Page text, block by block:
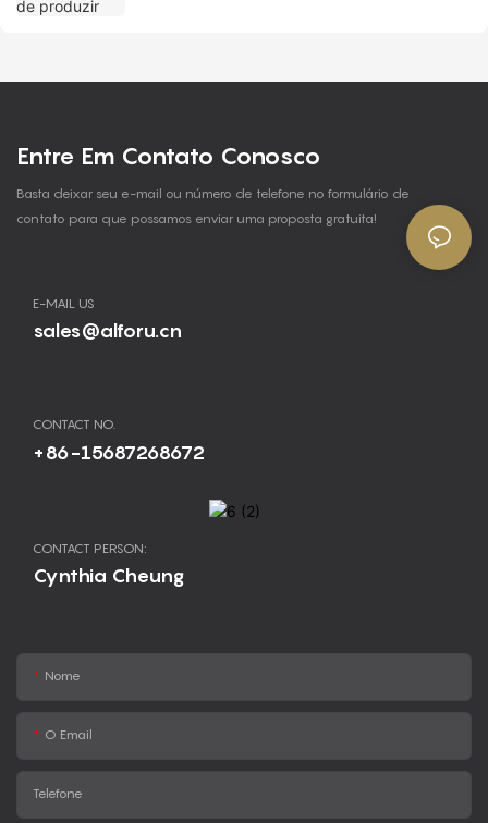
Entre Em Contato Conosco
Basta deixar seu e-mail ou número de telefone no formulário de
contato para que possamos enviar uma proposta gratuita!
E-MAIL US
sales@alforu.cn
CONTACT NO.
+86-15687268672
CONTACT PERSON:
Cynthia Cheung
Nome
O Email
Telefone